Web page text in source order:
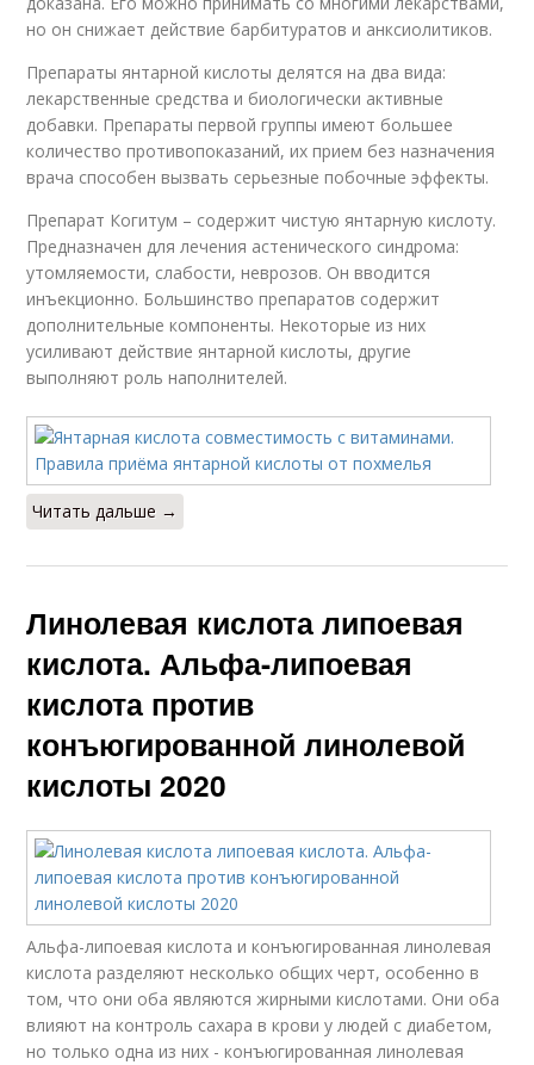
но он снижает действие барбитуратов и анксиолитиков.
Препараты янтарной кислоты делятся на два вида:
лекарственные средства и биологически активные
добавки. Препараты первой группы имеют большее
количество противопоказаний, их прием без назначения
врача способен вызвать серьезные побочные эффекты.
Препарат Когитум – содержит чистую янтарную кислоту.
Предназначен для лечения астенического синдрома:
утомляемости, слабости, неврозов. Он вводится
инъекционно. Большинство препаратов содержит
дополнительные компоненты. Некоторые из них
усиливают действие янтарной кислоты, другие
выполняют роль наполнителей.
Читать дальше →
Линолевая кислота липоевая
кислота. Альфа-липоевая
кислота против
конъюгированной линолевой
кислоты 2020
Альфа-липоевая кислота и конъюгированная линолевая
кислота разделяют несколько общих черт, особенно в
том, что они оба являются жирными кислотами. Они оба
влияют на контроль сахара в крови у людей с диабетом,
но только одна из них - конъюгированная линолевая